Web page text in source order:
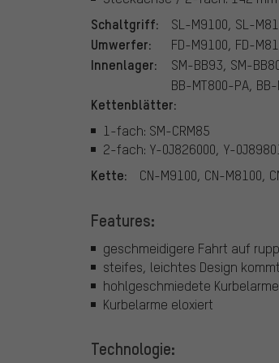
Schaltgriff: SL-M9100, SL-
Umwerfer: FD-M9100, FD-
Innenlager:
SM-BB93, SM-
BB-MT800-PA,
Kettenblätter:
1-fach: SM-CRM85
2-fach: Y-0J826000, Y-
Kette: CN-M9100, CN-M8100,
Features:
geschmeidigere Fahrt auf
steifes, leichtes Design
hohlgeschmiedete
Kurbelarme eloxiert
Technologie: